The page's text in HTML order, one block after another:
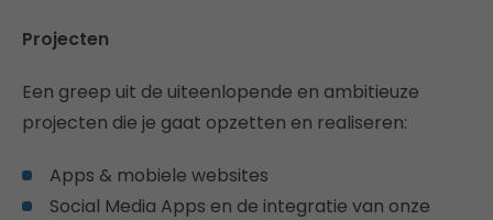
Projecten
Een greep uit de uiteenlopende en ambitieuze
projecten die je gaat opzetten en realiseren:
Apps & mobiele websites
Social Media Apps en de integratie van onze